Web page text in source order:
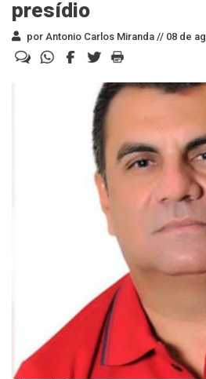
presídio
por Antonio Carlos Miranda // 08 de